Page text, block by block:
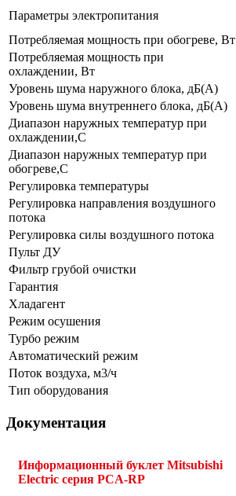
Параметры электропитания
Потребляемая мощность при обогреве, Вт
Потребляемая мощность при
охлаждении, Вт
Уровень шума наружного блока, дБ(А)
Уровень шума внутреннего блока, дБ(А)
Диапазон наружных температур при
охлаждении,C
Диапазон наружных температур при
обогреве,C
Регулировка температуры
Регулировка направления воздушного
потока
Регулировка силы воздушного потока
Пульт ДУ
Фильтр грубой очистки
Гарантия
Хладагент
Режим осушения
Турбо режим
Автоматический режим
Поток воздуха, м3/ч
Тип оборудования
Документация
Информационный буклет Mitsubishi
Electric серия PCA-RP